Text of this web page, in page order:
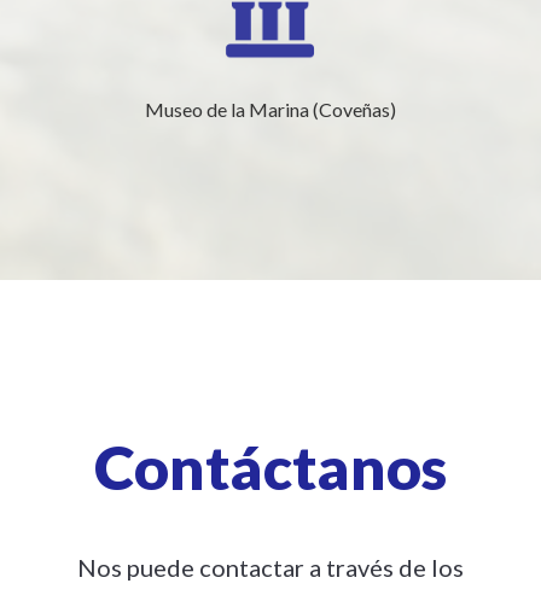
Museo de la Marina (Coveñas)
Contáctanos
Nos puede contactar a través de los